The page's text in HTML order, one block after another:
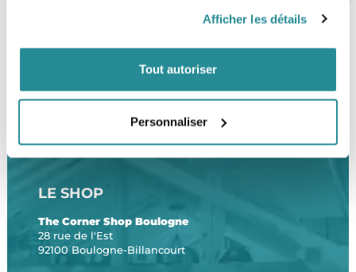
Afficher les détails
Tout autoriser
Personnaliser
Une équipe de passionnés
À partir de 99€ d’achat*
LE SHOP
The Corner Shop Boulogne
28 rue de l'Est
92100 Boulogne-Billancourt